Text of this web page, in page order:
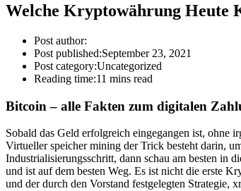
Welche Kryptowährung Heute
Post author:
Post published:September 23, 2021
Post category:Uncategorized
Reading time:11 mins read
Bitcoin – alle Fakten zum digitalen
Sobald das Geld erfolgreich eingegangen ist, ohne
Virtueller speicher mining der Trick besteht darin,
Industrialisierungsschritt, dann schau am besten in
und ist auf dem besten Weg. Es ist nicht die erste
und der durch den Vorstand festgelegten